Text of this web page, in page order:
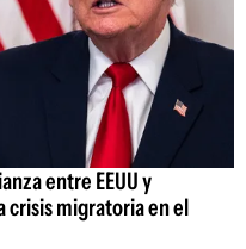
entre EEUU y
crisis migratoria en el